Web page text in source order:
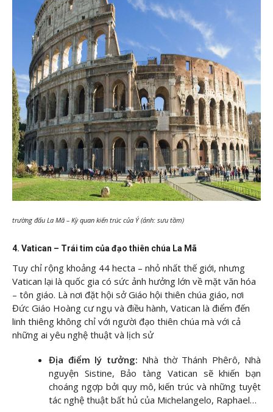
trường đấu La Mã – Kỳ quan kiến trúc của Ý (ảnh: sưu tầm)
4. Vatican – Trái tim của đạo thiên chúa La Mã
Tuy chỉ rộng khoảng 44 hecta – nhỏ nhất thế giới, nhưng
Vatican lại là quốc gia có sức ảnh hưởng lớn về mặt văn hóa
– tôn giáo. Là nơi đặt hội sở Giáo hội thiên chúa giáo, nơi
Đức Giáo Hoàng cư ngụ và điều hành, Vatican là điểm đến
linh thiêng không chỉ với người đạo thiên chúa mà với cả
những ai yêu nghệ thuật và lịch sử
Địa điểm lý tưởng: Nhà thờ Thánh Phêrô, Nhà
nguyện Sistine, Bảo tàng Vatican sẽ khiến bạn
choáng ngợp bởi quy mô, kiến trúc và những tuyệt
tác nghệ thuật bất hủ của Michelangelo, Raphael…